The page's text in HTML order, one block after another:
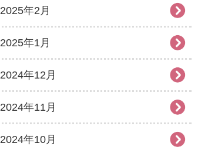
2025年2月
2025年1月
2024年12月
2024年11月
2024年10月